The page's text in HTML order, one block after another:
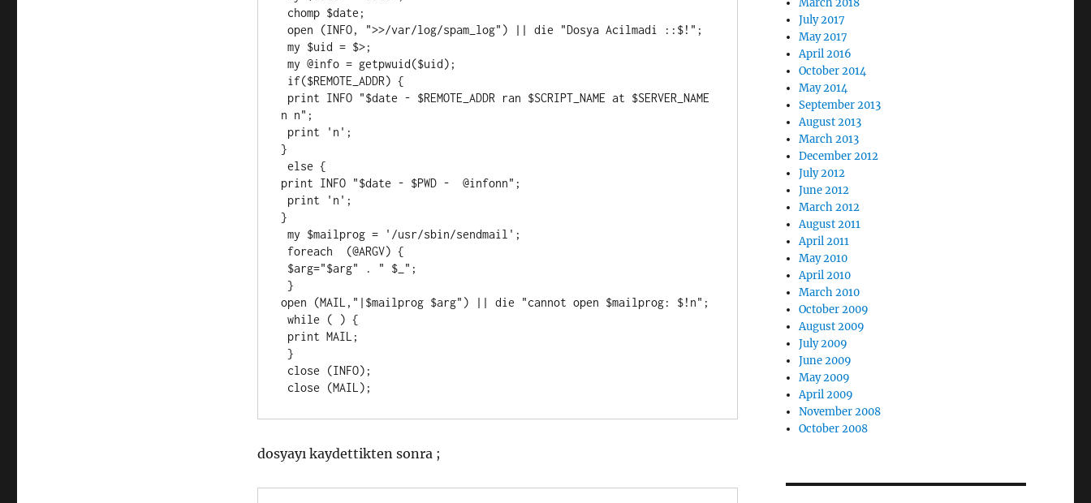
n n";
}
print INFO "$date - $PWD -  @infonn";
}
open (MAIL,"|$mailprog $arg") || die "cannot open $mailprog: $!n";
while ( ) {
dosyayı kaydettikten sonra ;
March 2018
July 2017
May 2017
April 2016
October 2014
May 2014
September 2013
August 2013
March 2013
December 2012
July 2012
June 2012
March 2012
August 2011
April 2011
May 2010
April 2010
March 2010
October 2009
August 2009
July 2009
June 2009
May 2009
April 2009
November 2008
October 2008